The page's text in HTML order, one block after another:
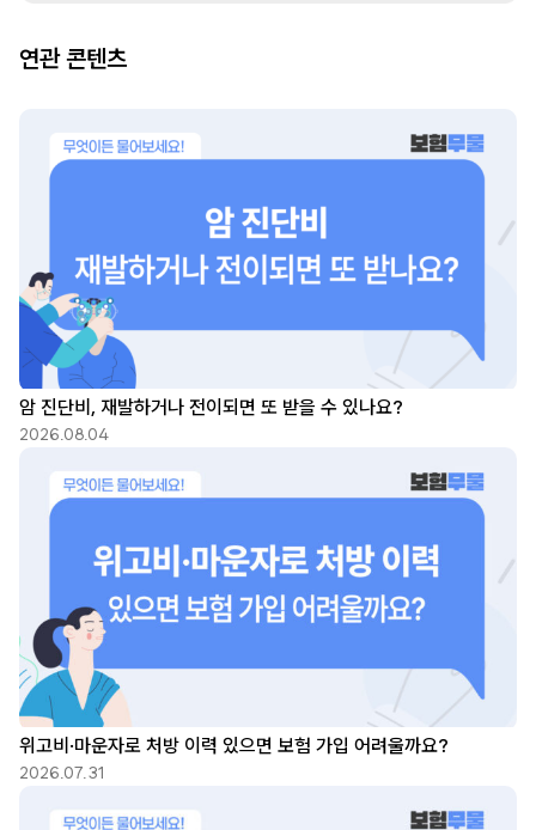
연관 콘텐츠
암 진단비, 재발하거나 전이되면 또 받을 수 있나요?
2026.08.04
위고비·마운자로 처방 이력 있으면 보험 가입 어려울까요?
2026.07.31